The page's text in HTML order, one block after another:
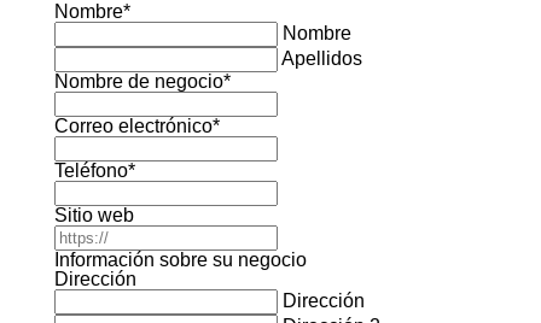
Nombre*
Nombre
Apellidos
Nombre de negocio*
Correo electrónico*
Teléfono*
Sitio web
Información sobre su negocio
Dirección
Dirección